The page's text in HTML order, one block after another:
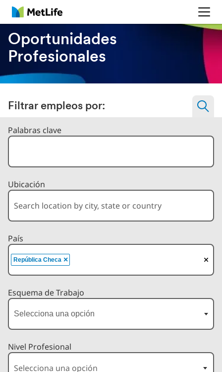
MetLife
Oportunidades
Profesionales
Filtrar empleos por:
Filtrar trabajos por
Palabras clave
Ubicación
País
×
República Checa
Esquema de Trabajo
Nivel Profesional